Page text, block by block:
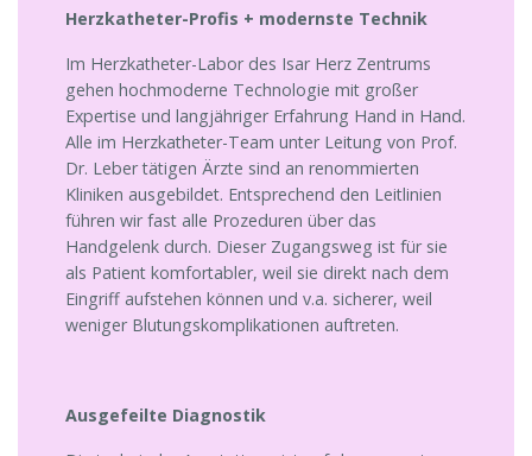
Herzkatheter-Profis + modernste Technik
Im Herzkatheter-Labor des Isar Herz Zentrums
gehen hochmoderne Technologie mit großer
Expertise und langjähriger Erfahrung Hand in Hand.
Alle im Herzkatheter-Team unter Leitung von Prof.
Dr. Leber tätigen Ärzte sind an renommierten
Kliniken ausgebildet. Entsprechend den Leitlinien
führen wir fast alle Prozeduren über das
Handgelenk durch. Dieser Zugangsweg ist für sie
als Patient komfortabler, weil sie direkt nach dem
Eingriff aufstehen können und v.a. sicherer, weil
weniger Blutungskomplikationen auftreten.
Ausgefeilte Diagnostik